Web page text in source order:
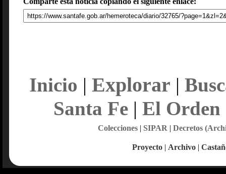
Inicio | Explorar |
Santa Fe| El Orden
Colecciones| SIPAR | Decretos
Proyecto | Archivo |